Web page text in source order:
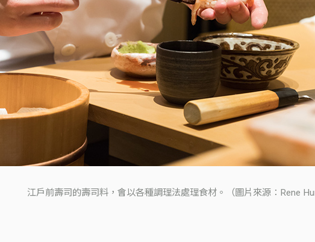
江戶前壽司的壽司料，會以各種調理法處理食材。（圖片來源：Rene